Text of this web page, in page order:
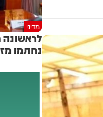
מדיני
נחתמו